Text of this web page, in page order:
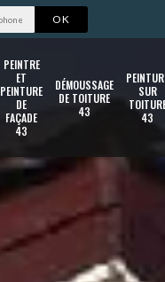
PEINTRE
ET
PEINTURE
DE
FAÇADE
43
DÉMOUSSAGE
DE TOITURE
43
SUR
43